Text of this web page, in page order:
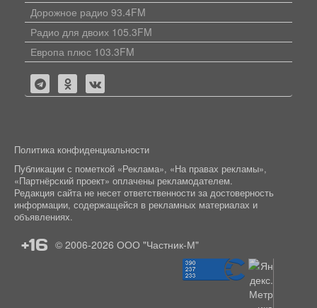
Дорожное радио 93.4FM
Радио для двоих 105.3FM
Европа плюс 103.3FM
Политика конфиденциальности
Публикации с пометкой «Реклама», «На правах рекламы»,
«Партнёрский проект» оплачены рекламодателем.
Редакция сайта не несет ответственности за достоверность
информации, содержащейся в рекламных материалах и
объявлениях.
+16 © 2006-2026 ООО "Частник-М"